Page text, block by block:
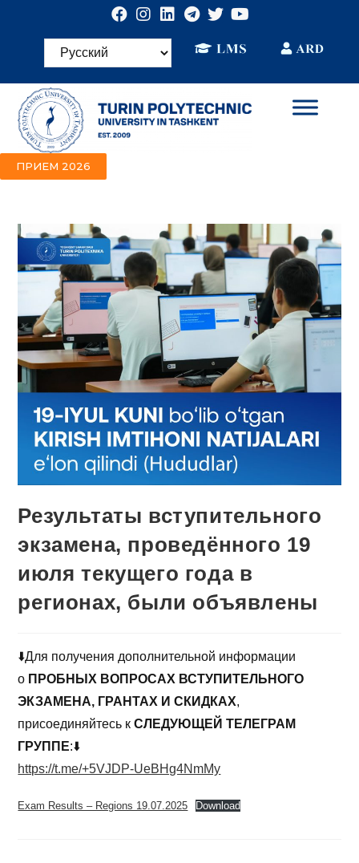
ПРИЕМ 2026
Результаты вступительного
экзамена, проведённого 19
июля текущего года в
регионах, были объявлены
⬇️Для получения дополнительной информации
о ПРОБНЫХ ВОПРОСАХ ВСТУПИТЕЛЬНОГО
ЭКЗАМЕНА, ГРАНТАХ И СКИДКАХ,
присоединяйтесь кСЛЕДУЮЩЕЙ ТЕЛЕГРАМ
ГРУППЕ:⬇️
https://t.me/+5VJDP-UeBHg4NmMy
Exam Results – Regions 19.07.2025 Download